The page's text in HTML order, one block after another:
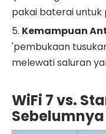
pakai baterai untuk
5. Kemampuan
'pembukaan
melewati saluran
WiFi 7 vs.
Sebelumnya